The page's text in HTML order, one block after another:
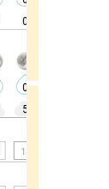
0
0
5
13